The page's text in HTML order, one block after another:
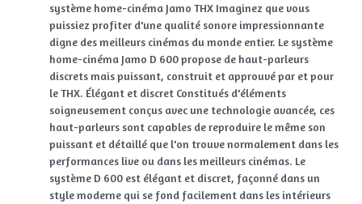
système home-cinéma Jamo THX Imaginez que vous
puissiez profiter d'une qualité sonore impressionnante
digne des meilleurs cinémas du monde entier. Le système
home-cinéma Jamo D 600 propose de haut-parleurs
discrets mais puissant, construit et approuvé par et pour
le THX. Élégant et discret Constitués d'éléments
soigneusement conçus avec une technologie avancée, ces
haut-parleurs sont capables de reproduire le même son
puissant et détaillé que l'on trouve normalement dans les
performances live ou dans les meilleurs cinémas. Le
système D 600 est élégant et discret, façonné dans un
style moderne qui se fond facilement dans les intérieurs